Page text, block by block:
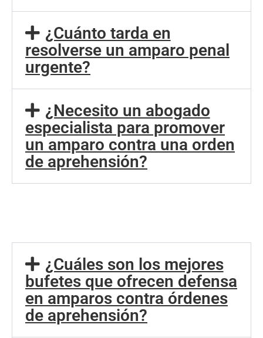
¿Cuánto tarda en
resolverse un amparo penal
urgente?
¿Necesito un abogado
especialista para promover
un amparo contra una orden
de aprehensión?
¿Cuáles son los mejores
bufetes que ofrecen defensa
en amparos contra órdenes
de aprehensión?